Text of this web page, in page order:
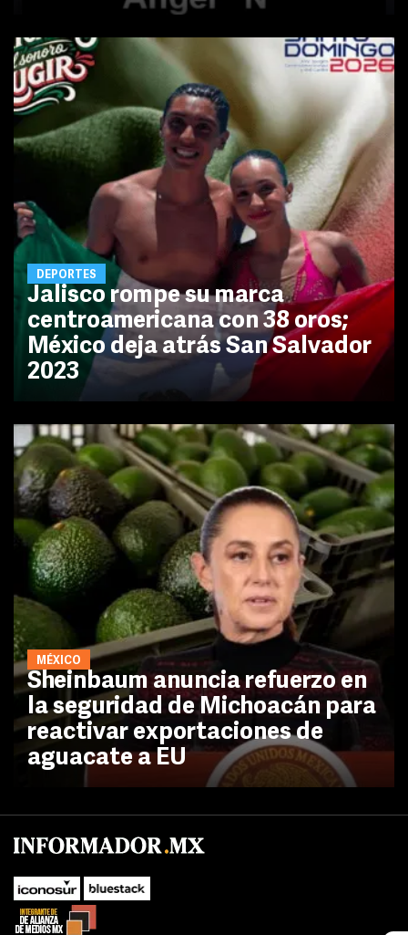
DEPORTES
Jalisco rompe su marca
centroamericana con 38 oros;
México deja atrás San Salvador
2023
MÉXICO
Sheinbaum anuncia refuerzo en
la seguridad de Michoacán para
reactivar exportaciones de
aguacate a EU